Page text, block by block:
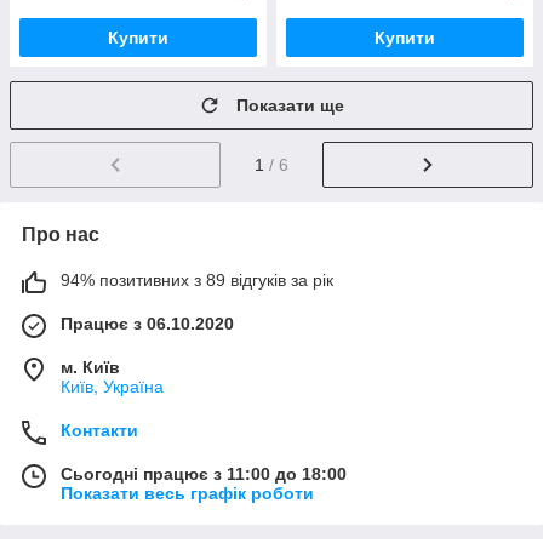
Купити Купити
Показати ще
1 / 6
Про нас
94% позитивних з 89 відгуків за рік
Працює з 06.10.2020
м. Київ
Київ, Україна
Контакти
Сьогодні працює з 11:00 до 18:00
Показати весь графік роботи